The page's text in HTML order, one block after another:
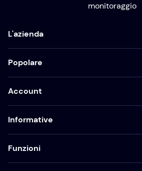
monitoraggio
L'azienda
Popolare
Account
Informative
Funzioni